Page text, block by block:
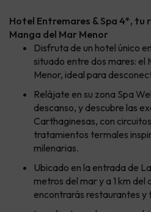
Hotel Entremares & Spa 4*, tu
Manga del Mar Menor
Disfruta de un hotel único
situado entre dos mares: el
Menor, ideal para
Relájate en su zona Spa
descanso, y descubre las
Carthaginesas, con
tratamientos termales
milenarias.
Ubicado en la entrada de
metros del mar y a 1 km
encontrarás restaurantes y